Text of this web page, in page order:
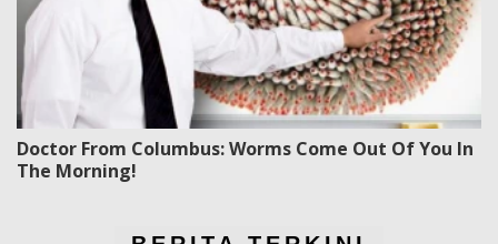
Doctor From Columbus: Worms Come Out Of You In
The Morning!